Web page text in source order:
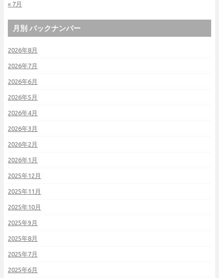
« 7月
月別 バックナンバー
2026年8月
2026年7月
2026年6月
2026年5月
2026年4月
2026年3月
2026年2月
2026年1月
2025年12月
2025年11月
2025年10月
2025年9月
2025年8月
2025年7月
2025年6月